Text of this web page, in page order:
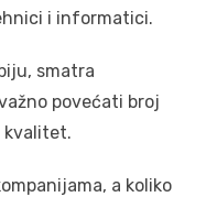
i informatici.
smatra
povećati broj
kvalitet.
a koliko